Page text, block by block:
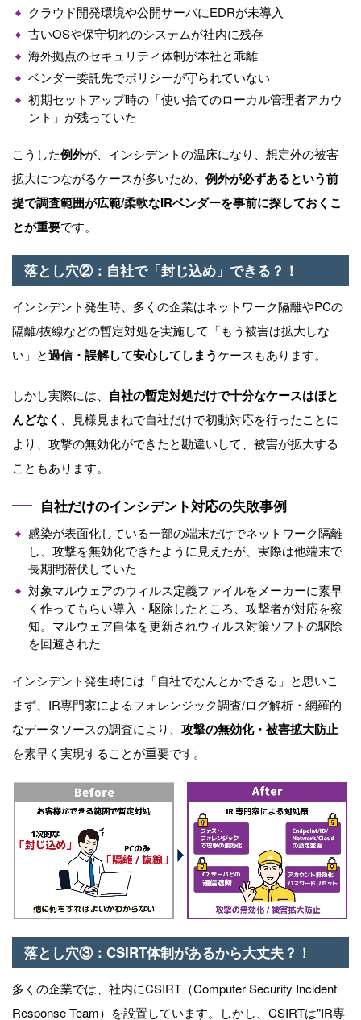
クラウド開発環境や公開サーバにEDRが未導入
古いOSや保守切れのシステムが社内に残存
海外拠点のセキュリティ体制が本社と乖離
ベンダー委託先でポリシーが守られていない
初期セットアップ時の「使い捨てのローカル管理者アカウ
ント」が残っていた
こうした例外が、インシデントの温床になり、想定外の被害
拡大につながるケースが多いため、 例外が必ずあるという前
提で調査範囲が広範/柔軟なIRベンダーを事前に探しておくこ
とが重要です。
落とし穴②：自社で「封じ込め」できる？！
インシデント発生時、多くの企業はネットワーク隔離やPCの
隔離/抜線などの暫定対処を実施して「もう被害は拡大しな
い」と過信・誤解して安心してしまうケースもあります。
しかし実際には、 自社の暫定対処だけで十分なケースはほと
んどなく 、見様見まねで自社だけで初動対応を行ったことに
より、攻撃の無効化ができたと勘違いして、被害が拡大する
こともあります。
自社だけのインシデント対応の失敗事例
感染が表面化している一部の端末だけでネットワーク隔離
し、攻撃を無効化できたように見えたが、実際は他端末で
長期間潜伏していた
対象マルウェアのウィルス定義ファイルをメーカーに素早
く作ってもらい導入・駆除したところ、攻撃者が対応を察
知。マルウェア自体を更新されウィルス対策ソフトの駆除
を回避された
インシデント発生時には「自社でなんとかできる」と思いこ
まず、 IR専門家によるフォレンジック調査/ログ解析・網羅的
なデータソースの調査により、 攻撃の無効化・被害拡大防止
を素早く実現することが重要です。
落とし穴③： CSIRT体制があるから大丈夫？！
多くの企業では、社内にCSIRT （Computer Security Incident
Response Team）を設置しています。しかし、 CSIRTは"IR専